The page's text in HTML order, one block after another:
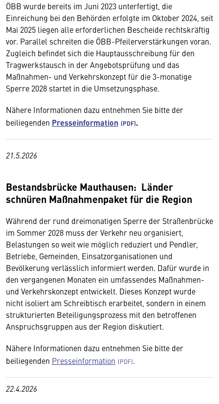
ÖBB wurde bereits im Juni 2023 unterfertigt, die
Einreichung bei den Behörden erfolgte im Oktober 2024, seit
Mai 2025 liegen alle erforderlichen Bescheide rechtskräftig
vor. Parallel schreiten die ÖBB-Pfeilerverstärkungen voran.
Zugleich befindet sich die Hauptausschreibung für den
Tragwerkstausch in der Angebotsprüfung und das
Maßnahmen- und Verkehrskonzept für die 3-monatige
Sperre 2028 startet in die Umsetzungsphase.
Nähere Informationen dazu entnehmen Sie bitte der
beiliegenden Presseinformation .
21.5.2026
Bestandsbrücke Mauthausen: Länder
schnüren Maßnahmenpaket für die Region
Während der rund dreimonatigen Sperre der Straßenbrücke
im Sommer 2028 muss der Verkehr neu organisiert,
Belastungen so weit wie möglich reduziert und Pendler,
Betriebe, Gemeinden, Einsatzorganisationen und
Bevölkerung verlässlich informiert werden. Dafür wurde in
den vergangenen Monaten ein umfassendes Maßnahmen-
und Verkehrskonzept entwickelt. Dieses Konzept wurde
nicht isoliert am Schreibtisch erarbeitet, sondern in einem
strukturierten Beteiligungsprozess mit den betroffenen
Anspruchsgruppen aus der Region diskutiert.
Nähere Informationen dazu entnehmen Sie bitte der
beiliegenden Presseinformation .
22.4.2026